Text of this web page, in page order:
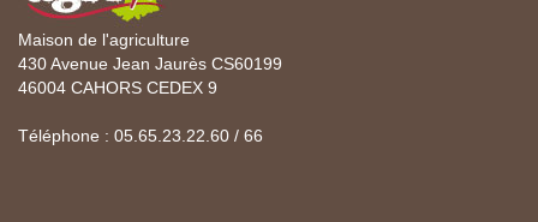
Maison de l'agriculture
430 Avenue Jean Jaurès CS60199
46004 CAHORS CEDEX 9
Téléphone : 05.65.23.22.60 / 66